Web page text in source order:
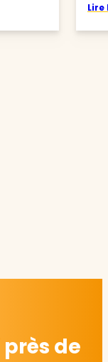
de